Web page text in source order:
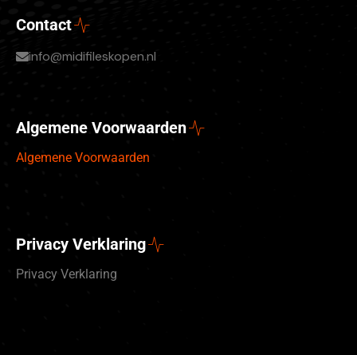
Contact
info@midifileskopen.nl
Algemene Voorwaarden
Algemene Voorwaarden
Privacy Verklaring
Privacy Verklaring